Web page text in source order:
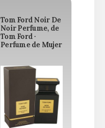
Tom Ford Noir De
Noir Perfume, de
Tom Ford ·
Perfume de Mujer